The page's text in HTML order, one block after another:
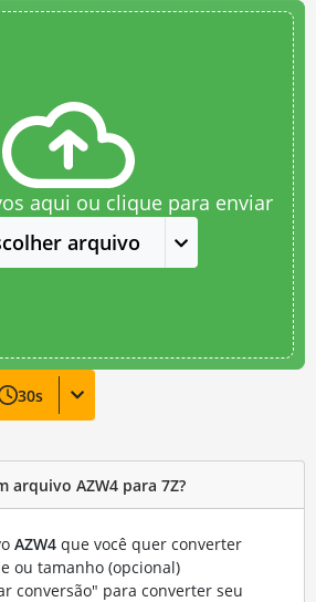
aqui ou clique para enviar
arquivo
30s
arquivo AZW4 para 7Z?
AZW4que você quer converter
ou tamanho (opcional)
conversão" para converter seu